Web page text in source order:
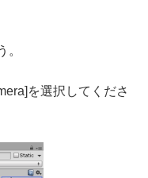
。
を選択してくださ